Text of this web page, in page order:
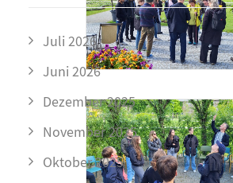
Juli 2026
Juni 2026
Dezember 2025
November 2025
Oktober 2025